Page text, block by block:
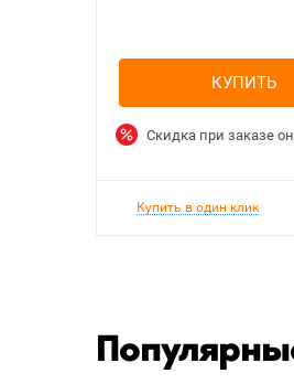
КУПИТЬ
Скидка при заказе
Купить в один клик